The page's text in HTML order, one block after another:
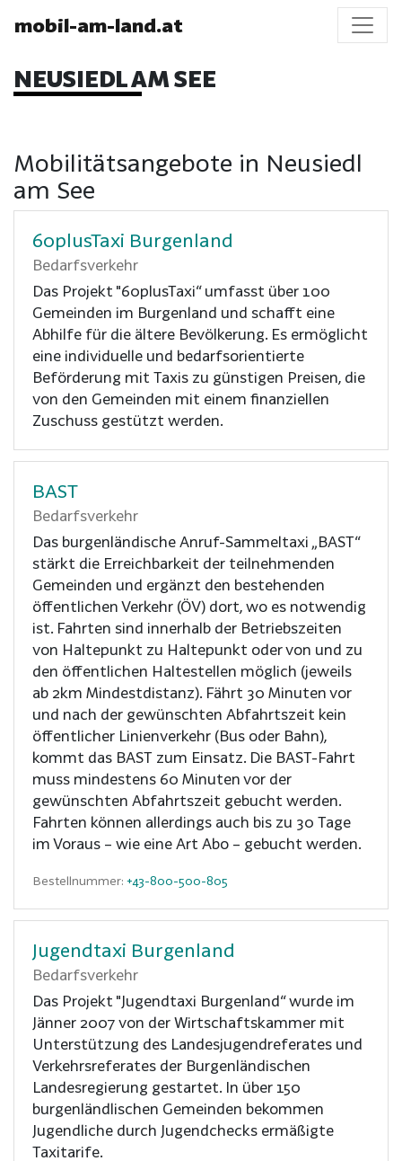
mobil-am-land.at
NEUSIEDL AM SEE
Mobilitätsangebote in Neusiedl
am See
60plusTaxi Burgenland
Bedarfsverkehr
Das Projekt "60plusTaxi“ umfasst über 100
Gemeinden im Burgenland und schafft eine
Abhilfe für die ältere Bevölkerung. Es ermöglicht
eine individuelle und bedarfsorientierte
Beförderung mit Taxis zu günstigen Preisen, die
von den Gemeinden mit einem finanziellen
Zuschuss gestützt werden.
BAST
Bedarfsverkehr
Das burgenländische Anruf-Sammeltaxi „BAST“
stärkt die Erreichbarkeit der teilnehmenden
Gemeinden und ergänzt den bestehenden
öffentlichen Verkehr (ÖV) dort, wo es notwendig
ist. Fahrten sind innerhalb der Betriebszeiten
von Haltepunkt zu Haltepunkt oder von und zu
den öffentlichen Haltestellen möglich (jeweils
ab 2km Mindestdistanz). Fährt 30 Minuten vor
und nach der gewünschten Abfahrtszeit kein
öffentlicher Linienverkehr (Bus oder Bahn),
kommt das BAST zum Einsatz. Die BAST-Fahrt
muss mindestens 60 Minuten vor der
gewünschten Abfahrtszeit gebucht werden.
Fahrten können allerdings auch bis zu 30 Tage
im Voraus – wie eine Art Abo – gebucht werden.
Bestellnummer: +43-800-500-805
Jugendtaxi Burgenland
Bedarfsverkehr
Das Projekt "Jugendtaxi Burgenland“ wurde im
Jänner 2007 von der Wirtschaftskammer mit
Unterstützung des Landesjugendreferates und
Verkehrsreferates der Burgenländischen
Landesregierung gestartet. In über 150
burgenländlischen Gemeinden bekommen
Jugendliche durch Jugendchecks ermäßigte
Taxitarife.